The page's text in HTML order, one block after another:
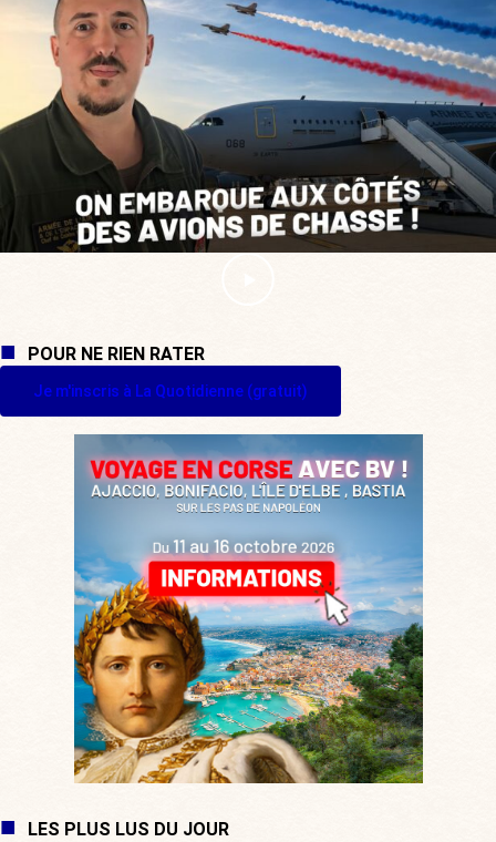
POUR NE RIEN RATER
Je m'inscris à La Quotidienne (gratuit)
LES PLUS LUS DU JOUR